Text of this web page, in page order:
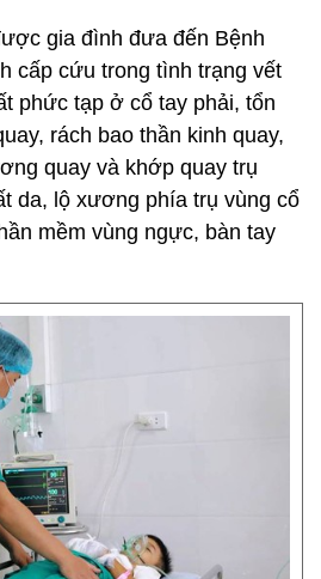
gia đình đưa đến Bệnh
cấp cứu trong tình trạng vết
phức tạp ở cổ tay phải, tổn
rách bao thần kinh quay,
quay và khớp quay trụ
da, lộ xương phía trụ vùng cổ
mềm vùng ngực, bàn tay